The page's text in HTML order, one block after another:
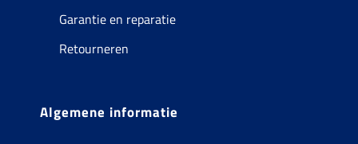
Garantie en reparatie
Retourneren
Algemene informatie